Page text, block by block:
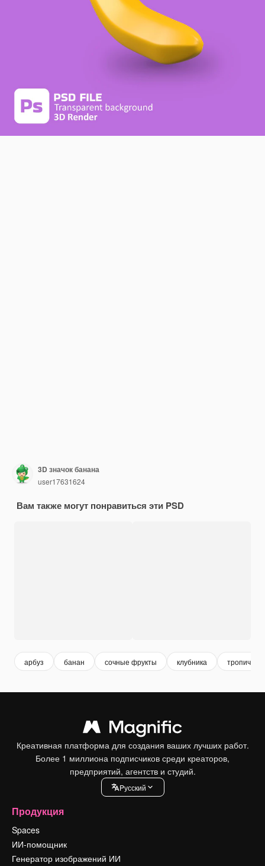
3D значок банана
user17631624
Вам также могут понравиться эти PSD
арбуз банан сочные фрукты клубника
Креативная платформа для создания ваших лучших работ.
Более 1 миллиона подписчиков среди креаторов,
предприятий, агентств и студий.
Pусский
Продукция
Spaces
ИИ-помощник
Генератор изображений ИИ